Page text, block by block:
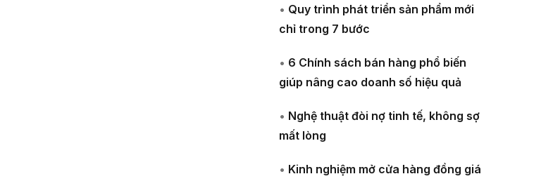
• Quy trình phát triển sản phẩm mới
chỉ trong 7 bước
• 6 Chính sách bán hàng phổ biến
giúp nâng cao doanh số hiệu quả
• Nghệ thuật đòi nợ tinh tế, không sợ
mất lòng
• Kinh nghiệm mở cửa hàng đồng giá